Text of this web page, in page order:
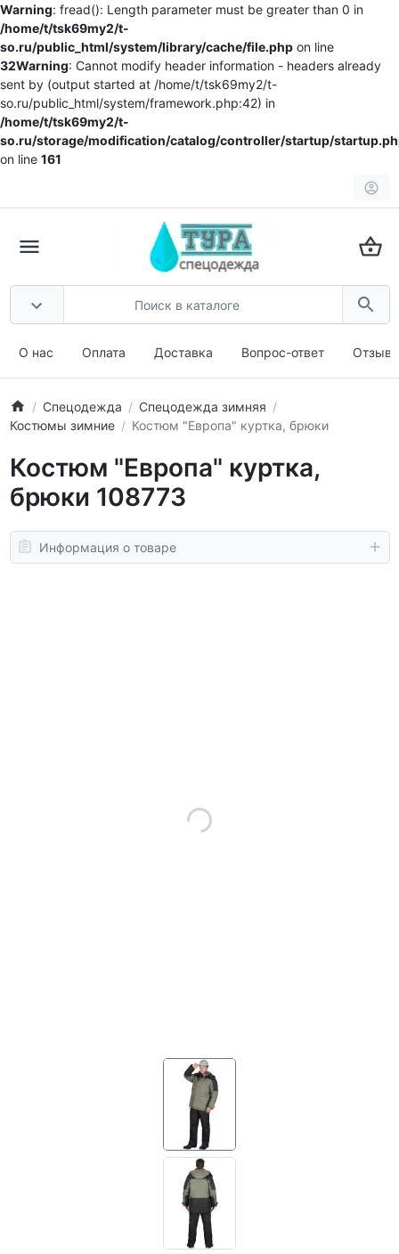
Warning: fread(): Length parameter must be greater than 0 in
/home/t/tsk69my2/t-
so.ru/public_html/system/library/cache/file.php on line
32Warning: Cannot modify header information - headers already
sent by (output started at /home/t/tsk69my2/t-
so.ru/public_html/system/framework.php:42) in
/home/t/tsk69my2/t-
so.ru/storage/modification/catalog/controller/startup/
on line 161
О нас Оплата Доставка Вопрос-ответ
Спецодежда
Спецодежда зимняя
Костюмы зимние
Костюм "Европа" куртка, брюки
Костюм "Европа" куртка,
брюки 108773
Информация о товаре